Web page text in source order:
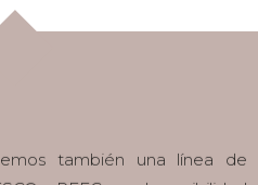
también una línea de